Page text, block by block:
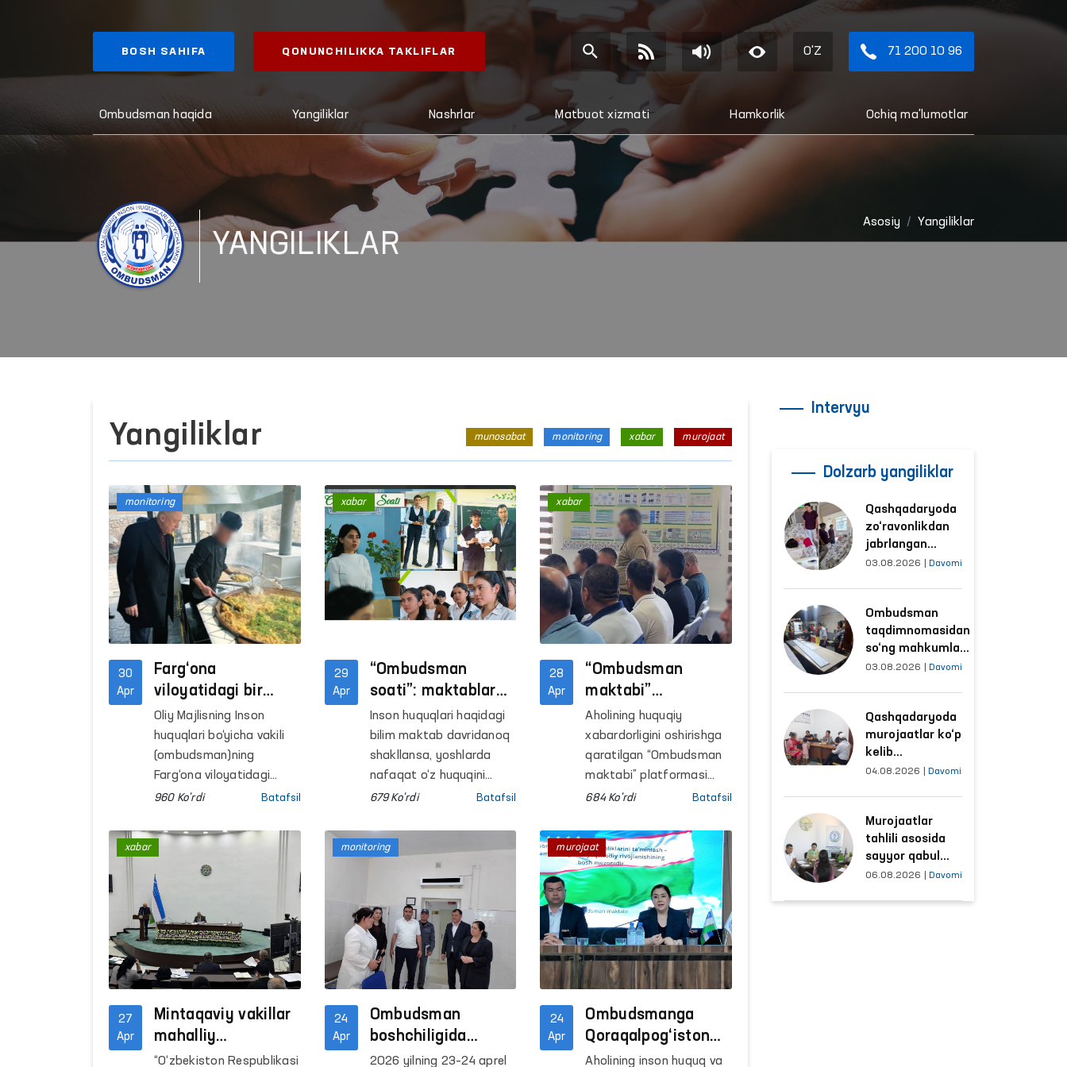
BOSH SAHIFA QONUNCHILIKKA TAKLIFLAR O'Z 71 200 10 96
Ombudsman haqida Yangiliklar Nashrlar Matbuot xizmati Hamkorlik Ochiq ma'lumotlar
YANGILIKLAR
Asosiy Yangiliklar
Yangiliklar munosabat monitoring xabar murojaat
30
Apr
Farg‘ona
viloyatidagi bir
qator yopiq
muassasalarda
o‘tkazilgan
monitoring
tashriflarida qator
aniqlandi —
Ombudsman
Oliy Majlisning Inson
huquqlari bo‘yicha vakili
(ombudsman)ning
Farg‘ona viloyatidagi
mintaqaviy vakili
viloyati IIB Voyaga
yetmaganlarga ijtimoiy-
huquqiy yordam
ko‘rsatish, shuningdek
Muayyan yashash joyiga
ega bo‘lmagan shaxslarni
reabilitatsiya qilish
markazlari (viloyat IIB
qamoqqa olingan
shaxslarni qabul qilish va
saqlash uchun
960 Ko'rdi Batafsil
monitoring
29
Apr
“Ombudsman
soati”: maktablarda
huquq va
masʼuliyat haqida
ochiq muloqotlar
o‘tkazilmoqda
Inson huquqlari haqidagi
bilim maktab davridanoq
shakllansa, yoshlarda
nafaqat o‘z huquqini
bilish, balki boshqalar
madaniyati ham
mustahkamlanadi. Shu
maqsadda respublika
bo‘ylab umumtaʼlim
maktablari o‘quvchilari
uchun “Ombudsman
soati” darslari tashkil
etilmoqda.
679 Ko'rdi Batafsil
xabar
28
Apr
“Ombudsman
maktabi”
platformasi
harakatlanish
erkinligi cheklangan
shaxslar
saqlanadigan yopiq
o‘tkazilmoqda
Aholining huquqiy
xabardorligini oshirishga
qaratilgan “Ombudsman
maktabi” platformasi
endilikda harakatlanish
shaxslar saqlanadigan
yopiq muassasalarda
ham tashkil etilmoqda.
684 Ko'rdi Batafsil
xabar
27
Apr
Mintaqaviy vakillar
mahalliy
Kengashlarga inson
“O‘zbekiston Respublikasi
xabar
24
Apr
Ombudsman
boshchiligida
Qoraqalpog‘iston
2026 yilning 23–24 aprel
monitoring
24
Apr
Ombudsmanga
Qoraqalpog‘iston
Respublikasidan
Aholining inson huquq va
murojaat
Intervyu
Dolzarb yangiliklar
Qashqadaryoda
zo‘ravonlikdan
jabrlangan
ayolning holati
o‘rganildi
03.08.2026 Davomi
Ombudsman
taqdimnomasidan
so‘ng mahkumlar
mehnat
sharoitlar
yaxshilandi
03.08.2026 Davomi
Qashqadaryoda
murojaatlar ko‘p
kelib
tushayotgan
yo‘lga qo‘yildi
04.08.2026 Davomi
Murojaatlar
tahlili asosida
sayyor qabul
o‘tkaziladigan
06.08.2026 Davomi